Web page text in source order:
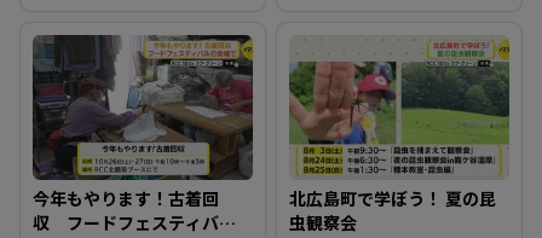
今年もやります！古着回
収 フードフェスティバル
北広島町で学ぼう！ 夏の昆
虫観察会